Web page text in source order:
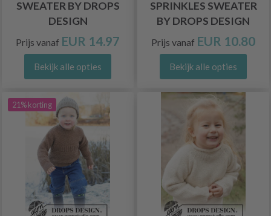
SWEATER BY DROPS
DESIGN
Prijs vanaf EUR 14.97
Bekijk alle opties
SPRINKLES SWEATER
BY DROPS DESIGN
Prijs vanaf EUR 10.80
Bekijk alle opties
21% korting